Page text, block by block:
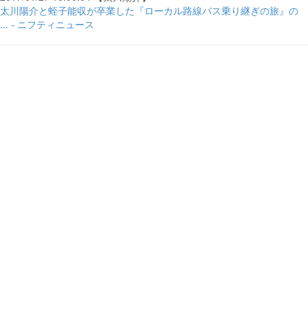
太川陽介と蛭子能収が卒業した『ローカル路線バス乗り継ぎの旅』の
... - ニフティニュース